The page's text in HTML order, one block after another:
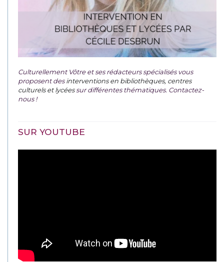
Culturellement Vôtre et ses rédacteurs spécialisés vous
proposent desinterventions en bibliothèques, centres
culturels et lycéessur différentes thématiques. Contactez-
nous !
SUR YOUTUBE